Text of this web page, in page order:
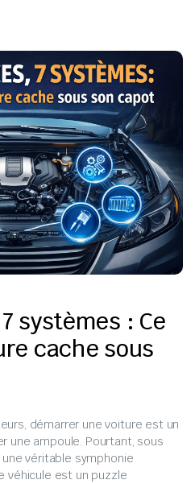
systèmes : Ce
cache sous
démarrer une voiture est un
une ampoule. Pourtant, sous
véritable symphonie
véhicule est un puzzle